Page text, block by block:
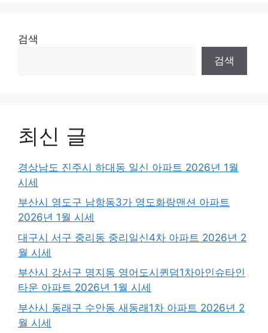
검색
검색
최신 글
경상남도 진주시 하대동 일신 아파트 2026년 1월
시세
부산시 영도구 남항동3가 영도화랑맨션 아파트
2026년 1월 시세
대구시 서구 중리동 중리일신4차 아파트 2026년 2
월 시세
부산시 강서구 명지동 영어도시퀸덤1차아인슈타인
타운 아파트 2026년 1월 시세
부산시 동래구 수안동 새동래1차 아파트 2026년 2
월 시세